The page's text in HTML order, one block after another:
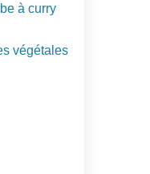
à curry
végétales